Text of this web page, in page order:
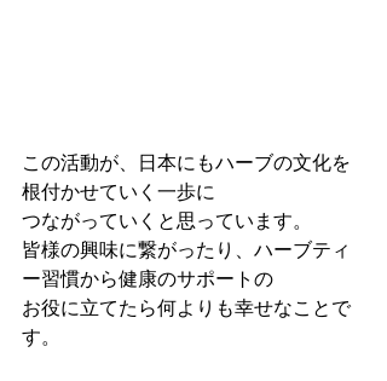
この活動が、日本にもハーブの文化を
根付かせていく一歩に
つながっていくと思っています。
皆様の興味に繋がったり、ハーブティ
ー習慣から健康のサポートの
お役に立てたら何よりも幸せなことで
す。⁡